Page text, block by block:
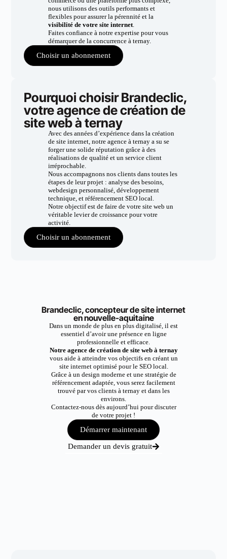
nous utilisons des outils performants et
flexibles pour assurer la pérennité et la
visibilité de votre site internet.
Faites confiance à notre expertise pour vous
démarquer de la concurrence à ternay.
Choisir un abonnement
Pourquoi choisir Brandeclic,
votre agence de création de
site web à ternay
Avec des années d’expérience dans la création
de site internet, notre agence à ternay a su se
forger une solide réputation grâce à des
réalisations de qualité et un service client
irréprochable.
Nous accompagnons nos clients dans toutes les
étapes de leur projet : analyse des besoins,
webdesign personnalisé, développement
technique, et référencement SEO local.
Notre objectif est de faire de votre site web un
véritable levier de croissance pour votre
activité.
Choisir un abonnement
Brandeclic, concepteur de site internet
en nouvelle-aquitaine
Dans un monde de plus en plus digitalisé, il est
essentiel d’avoir une présence en ligne
professionnelle et efficace.
Notre agence de création de site web à ternay
vous aide à atteindre vos objectifs en créant un
site internet optimisé pour le SEO local.
Grâce à un design moderne et une stratégie de
référencement adaptée, vous serez facilement
trouvé par vos clients à ternay et dans les
environs.
Contactez-nous dès aujourd’hui pour discuter
de votre projet !
Démarrer maintenant
Demander un devis gratuit